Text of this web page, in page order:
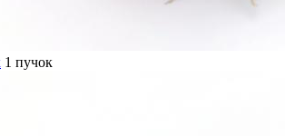
1 пучок